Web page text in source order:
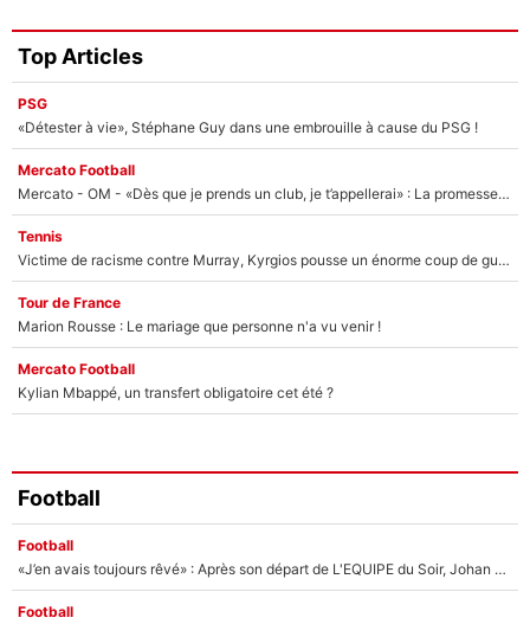
Top Articles
PSG
«Détester à vie», Stéphane Guy dans une embrouille à cause du PSG !
Mercato Football
Mercato - OM - «Dès que je prends un club, je t’appellerai» : La promesse de Marcelino au moment de claquer la porte
Tennis
Victime de racisme contre Murray, Kyrgios pousse un énorme coup de gueule !
Tour de France
Marion Rousse : Le mariage que personne n'a vu venir !
Mercato Football
Kylian Mbappé, un transfert obligatoire cet été ?
Football
Football
«J’en avais toujours rêvé» : Après son départ de L'EQUIPE du Soir, Johan Micoud va rebondir avec une activité «confidentielle»
Football